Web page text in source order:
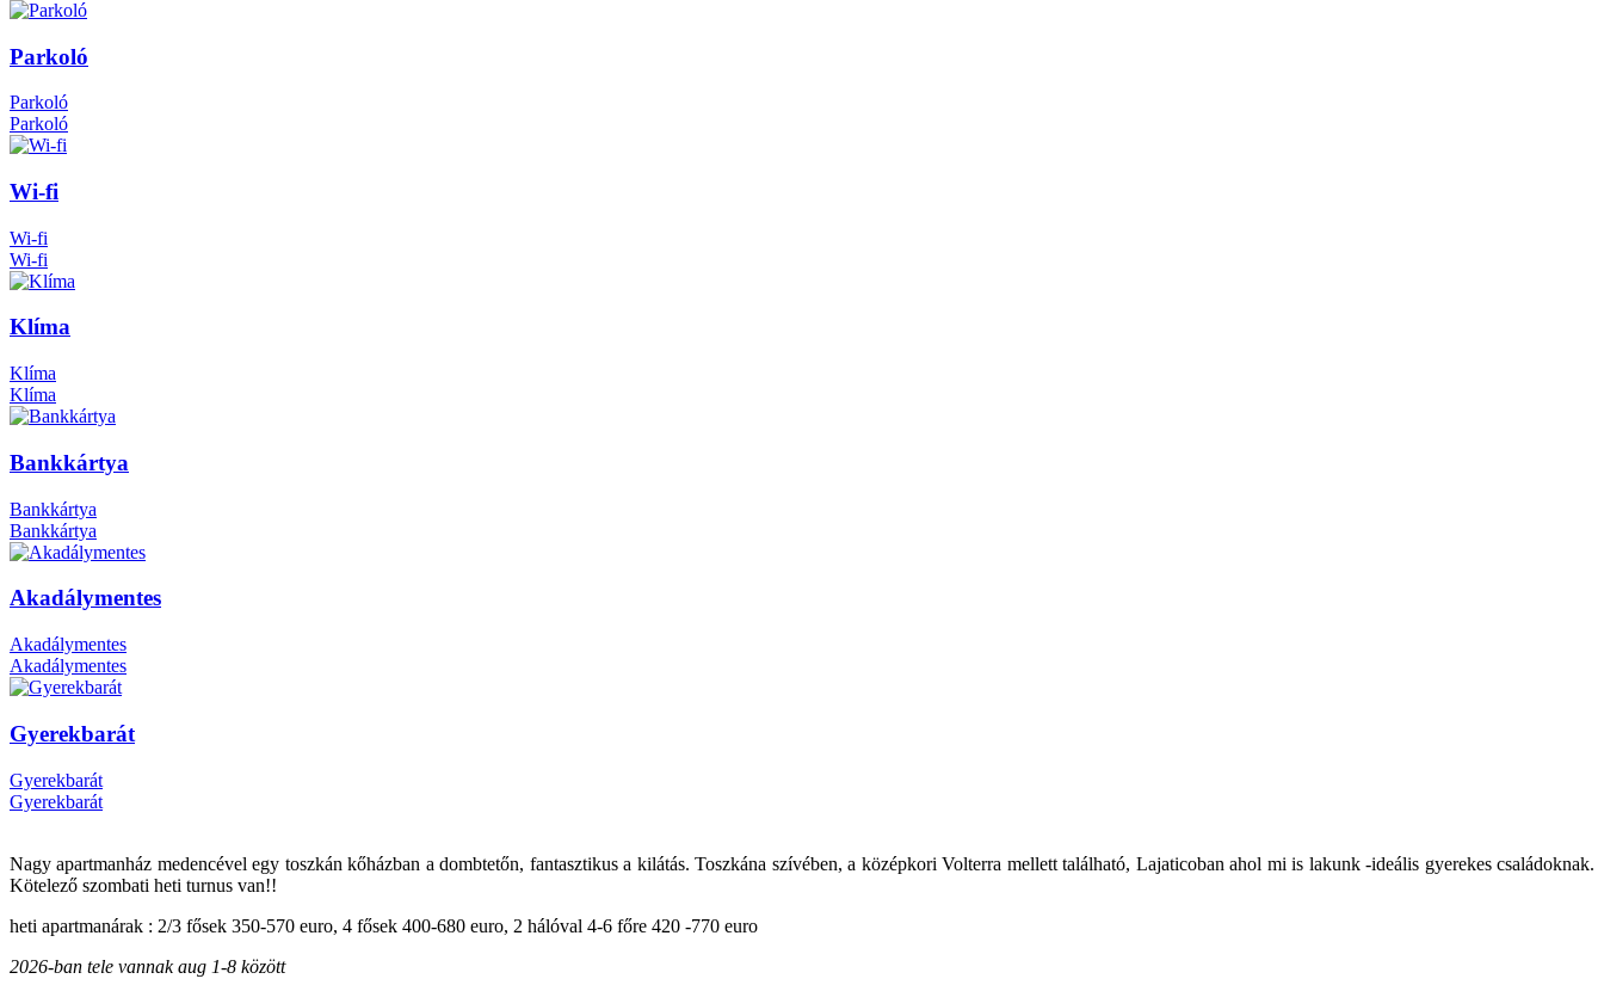
Parkoló
Parkoló
Parkoló
Wi-fi
Wi-fi
Wi-fi
Klíma
Klíma
Klíma
Bankkártya
Bankkártya
Bankkártya
Akadálymentes
Akadálymentes
Akadálymentes
Gyerekbarát
Gyerekbarát
Gyerekbarát
Nagy apartmanház medencével egy toszkán kőházban a dombtetőn, fantasztikus a kilátás. Toszkána szívében, a középkori Volterra mellett található, Lajaticoban ahol mi is lakunk -ideális gyerekes családoknak.
Kötelező szombati heti turnus van!!
heti apartmanárak : 2/3 fősek 350-570 euro, 4 fősek 400-680 euro, 2 hálóval 4-6 főre 420 -770 euro
2026-ban tele vannak aug 1-8 között